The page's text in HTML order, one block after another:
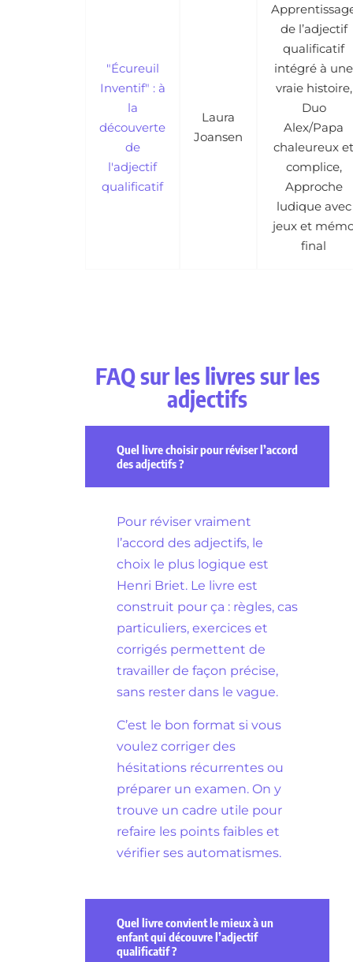
"Écureuil
Inventif" : à
la
découverte
de
l'adjectif
qualificatif
Laura
Joansen
de l’adjectif
qualificatif
intégré à une
vraie histoire,
Duo
Alex/Papa
chaleureux et
complice,
Approche
ludique avec
jeux et
final
FAQ sur les livres sur les
adjectifs
Quel livre choisir pour réviser l’accord
des adjectifs ?
Pour réviser vraiment
l’accord des adjectifs, le
choix le plus logique est
Henri Briet. Le livre est
construit pour ça : règles, cas
particuliers, exercices et
corrigés permettent de
travailler de façon précise,
sans rester dans le vague.
C’est le bon format si vous
voulez corriger des
hésitations récurrentes ou
préparer un examen. On y
trouve un cadre utile pour
refaire les points faibles et
vérifier ses automatismes.
Quel livre convient le mieux à un
enfant qui découvre l’adjectif
qualificatif ?